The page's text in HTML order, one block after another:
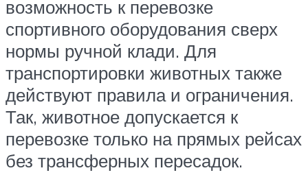
возможность к перевозке
спортивного оборудования сверх
нормы ручной клади. Для
транспортировки животных также
действуют правила и ограничения.
Так, животное допускается к
перевозке только на прямых рейсах
без трансферных пересадок.